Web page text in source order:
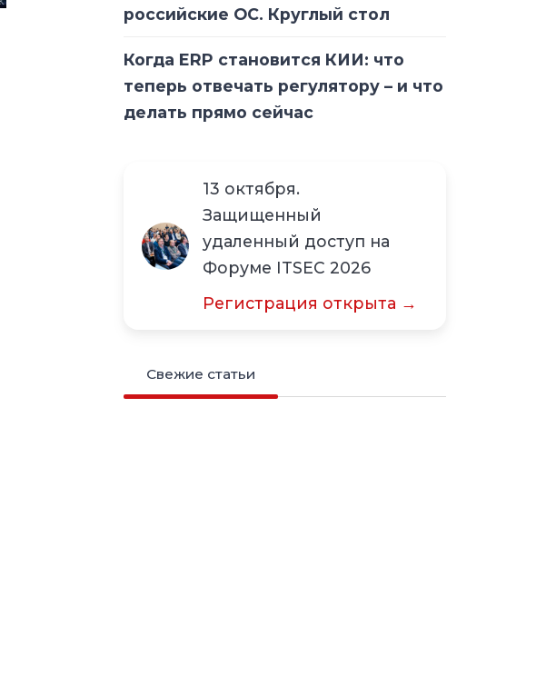
российские ОС. Круглый стол
Когда ERP становится КИИ: что
теперь отвечать регулятору – и что
делать прямо сейчас
13 октября.
Защищенный
удаленный доступ на
Форуме ITSEC 2026
Регистрация открыта →
Свежие статьи